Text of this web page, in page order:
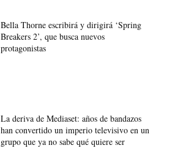
Bella Thorne escribirá y dirigirá ‘Spring
Breakers 2’, que busca nuevos
protagonistas
La deriva de Mediaset: años de bandazos
han convertido un imperio televisivo en un
grupo que ya no sabe qué quiere ser